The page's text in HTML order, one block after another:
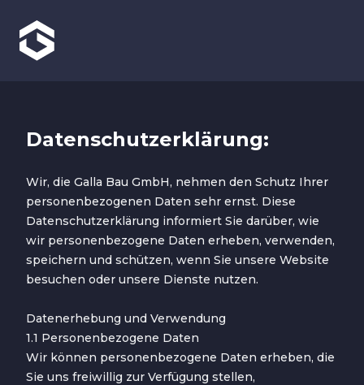
Datenschutzerklärung:
Wir, die Galla Bau GmbH, nehmen den Schutz Ihrer
personenbezogenen Daten sehr ernst. Diese
Datenschutzerklärung informiert Sie darüber, wie
wir personenbezogene Daten erheben, verwenden,
speichern und schützen, wenn Sie unsere Website
besuchen oder unsere Dienste nutzen.
Datenerhebung und Verwendung
1.1 Personenbezogene Daten
Wir können personenbezogene Daten erheben, die
Sie uns freiwillig zur Verfügung stellen,